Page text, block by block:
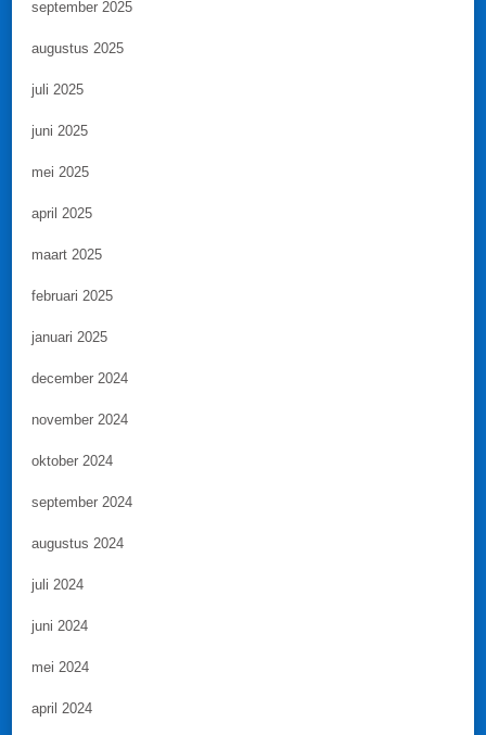
september 2025
augustus 2025
juli 2025
juni 2025
mei 2025
april 2025
maart 2025
februari 2025
januari 2025
december 2024
november 2024
oktober 2024
september 2024
augustus 2024
juli 2024
juni 2024
mei 2024
april 2024